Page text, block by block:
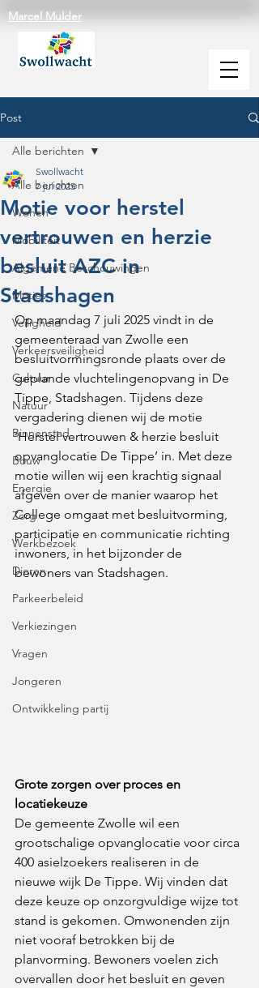
Marcel Mulder
Post
Alle berichten
Wonen
Mobiliteit
Algemene Beschouwingen
Moties
Veiligheid
Verkeersveiligheid
Cultuur
Natuur
Binnenstad
Bouw
Energie
Zorg
Werkbezoek
Dieren
Parkeerbeleid
Verkiezingen
Vragen
Jongeren
Ontwikkeling partij
Alle berichten
Motie voor herstel
vertrouwen en herzie
besluit AZC in
Stadshagen
Swollwacht
7 jul 2025
Op maandag 7 juli 2025 vindt in de
gemeenteraad van Zwolle een
besluitvormingsronde plaats over de
geplande vluchtelingenopvang in De
Tippe, Stadshagen. Tijdens deze
vergadering dienen wij de motie
‘Herstel vertrouwen & herzie besluit
opvanglocatie De Tippe’ in. Met deze
motie willen wij een krachtig signaal
afgeven over de manier waarop het
College omgaat met besluitvorming,
participatie en communicatie richting
inwoners, in het bijzonder de
bewoners van Stadshagen.
Grote zorgen over proces en
locatiekeuze
De gemeente Zwolle wil een
grootschalige opvanglocatie voor circa
400 asielzoekers realiseren in de
nieuwe wijk De Tippe. Wij vinden dat
deze keuze op onzorgvuldige wijze tot
stand is gekomen. Omwonenden zijn
niet vooraf betrokken bij de
planvorming. Bewoners voelen zich
overvallen door het besluit en geven